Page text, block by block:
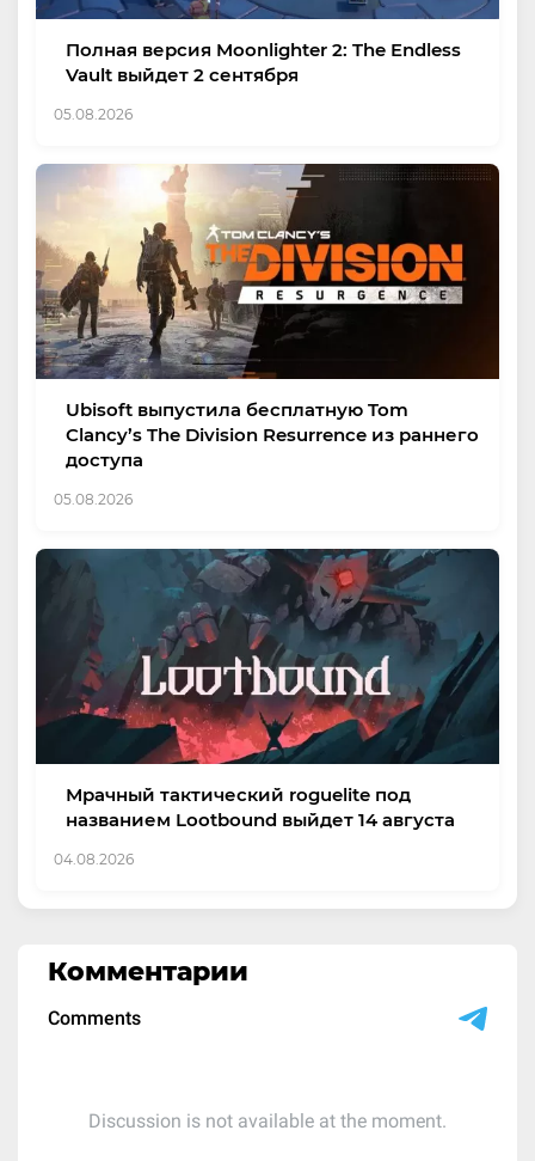
Полная версия Moonlighter 2: The Endless
Vault выйдет 2 сентября
05.08.2026
Ubisoft выпустила бесплатную Tom
Clancy’s The Division Resurrence из раннего
доступа
05.08.2026
Мрачный тактический roguelite под
названием Lootbound выйдет 14 августа
04.08.2026
Комментарии